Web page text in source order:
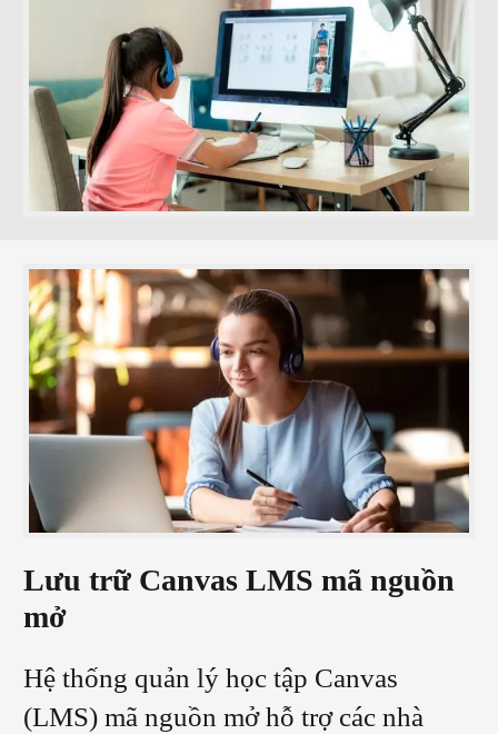
Lưu trữ Canvas LMS mã nguồn
mở
Hệ thống quản lý học tập Canvas
(LMS) mã nguồn mở hỗ trợ các nhà